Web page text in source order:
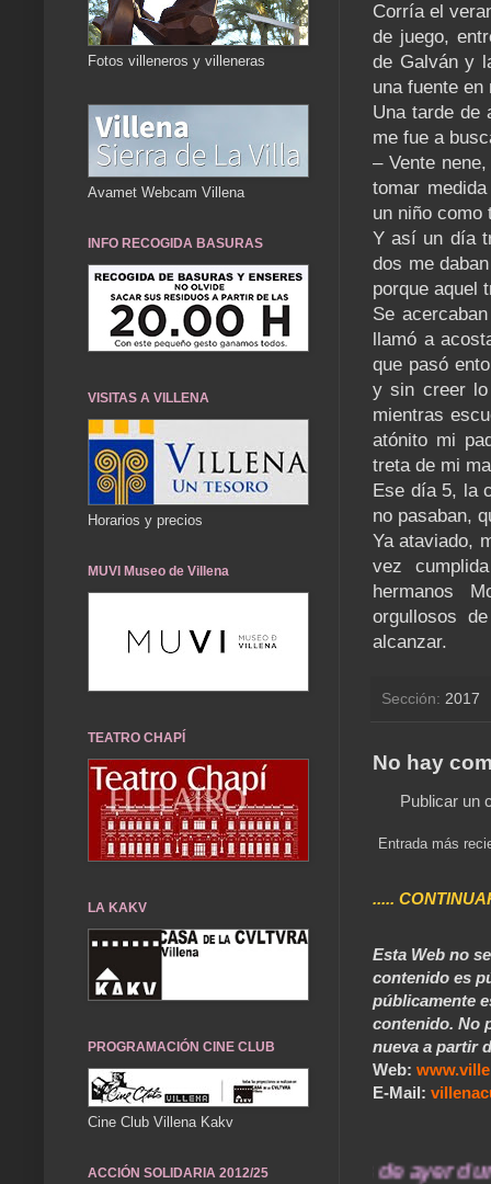
Corría el
de juego,
de Galván y
una fuente
Una tarde de
me fue a
– Vente
tomar
un niño como
Y así un día
dos me
porque aquel
Se
llamó a
que pasó
y sin creer
mientras
atónito mi
treta de mi
Ese día 5, la
no pasaban,
Ya ataviado,
vez
hermanos
orgullosos
alcanzar.
Sección: 2017
No hay
Publicar un
Entrada más
.....
Esta Web no
contenido es
públicamente
contenido. No
nueva a partir
Web:
E-Mail:
... Nuestros recuerdos de ayer durarán
Fotos villeneros y villeneras
Avamet Webcam Villena
INFO RECOGIDA BASURAS
VISITAS A VILLENA
Horarios y precios
MUVI Museo de Villena
TEATRO CHAPÍ
LA KAKV
PROGRAMACIÓN CINE CLUB
Cine Club Villena Kakv
ACCIÓN SOLIDARIA 2012/25